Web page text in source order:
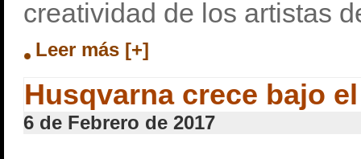
creatividad de los artistas
Leer más [+]
Husqvarna crece bajo
6 de Febrero de 2017